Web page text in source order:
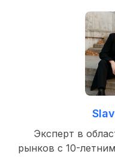
Эксперт в
рынков с 10-